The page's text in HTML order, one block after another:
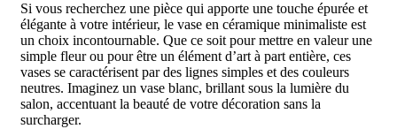
Si vous recherchez une pièce qui apporte une touche épurée et
élégante à votre intérieur, le vase en céramique minimaliste est
un choix incontournable. Que ce soit pour mettre en valeur une
simple fleur ou pour être un élément d’art à part entière, ces
vases se caractérisent par des lignes simples et des couleurs
neutres. Imaginez un vase blanc, brillant sous la lumière du
salon, accentuant la beauté de votre décoration sans la
surcharger.